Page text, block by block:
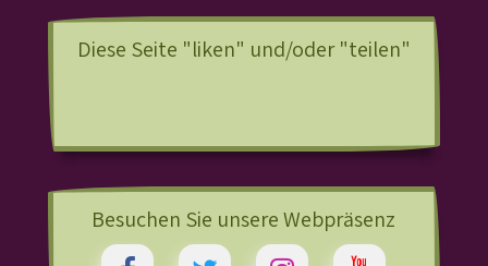
Diese Seite "liken" und/oder "teilen"
Besuchen Sie unsere Webpräsenz